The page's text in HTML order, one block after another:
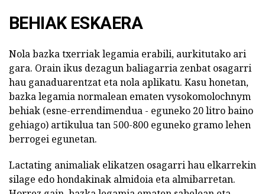
BEHIAK ESKAERA
Nola bazka txerriak legamia erabili, aurkitutako ari
gara. Orain ikus dezagun baliagarria zenbat osagarri
hau ganaduarentzat eta nola aplikatu. Kasu honetan,
bazka legamia normalean ematen vysokomolochnym
behiak (esne-errendimendua - eguneko 20 litro baino
gehiago) artikulua tan 500-800 eguneko gramo lehen
berrogei egunetan.
Lactating animaliak elikatzen osagarri hau elkarrekin
silage edo hondakinak almidoia eta almibarretan.